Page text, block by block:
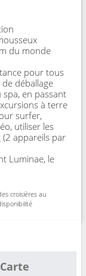
du monde
pour tous
déballage
spa, en passant
à terre
surfer,
utiliser les
appareils par
Luminae, le
croisières au
Carte